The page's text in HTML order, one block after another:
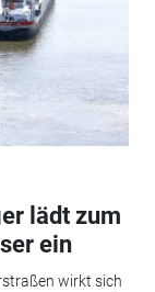
lädt zum
ein
wirkt sich